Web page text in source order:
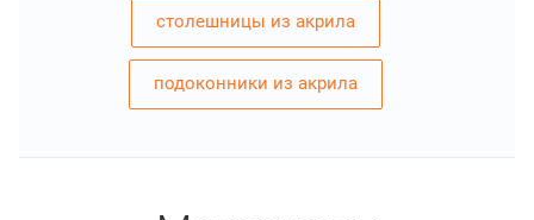
столешницы из акрила
подоконники из акрила